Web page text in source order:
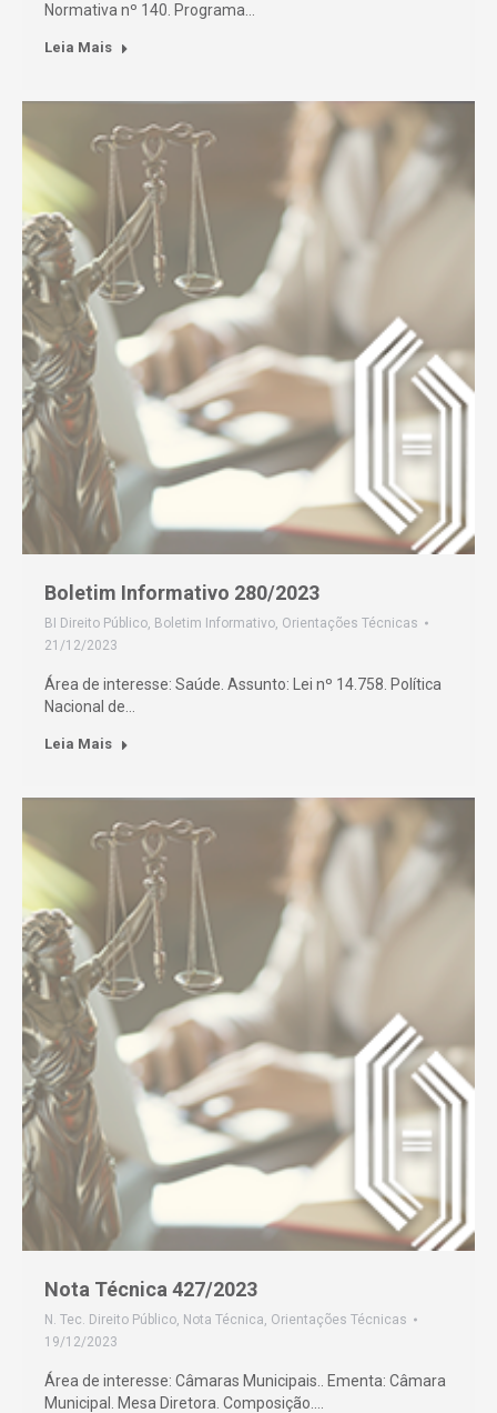
Normativa nº 140. Programa…
Leia Mais
Boletim Informativo 280/2023
BI Direito Público, Boletim Informativo, Orientações Técnicas
21/12/2023
Área de interesse: Saúde. Assunto: Lei nº 14.758. Política
Nacional de…
Leia Mais
Nota Técnica 427/2023
N. Tec. Direito Público, Nota Técnica, Orientações Técnicas
19/12/2023
Área de interesse: Câmaras Municipais.. Ementa: Câmara
Municipal. Mesa Diretora. Composição.…